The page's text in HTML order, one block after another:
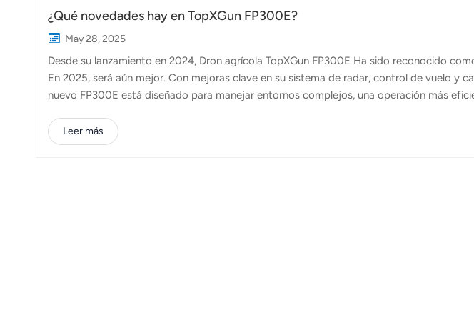
¿Qué novedades hay en TopXGun FP300E?
May 28, 2025
Desde su lanzamiento en 2024, Dron agrícola TopXGun FP300E Ha sido reconocido
En 2025, será aún mejor. Con mejoras clave en su sistema de radar, control de vuelo y
nuevo FP300E está diseñado para manejar entornos complejos, una operación más
ahora incorpora un radar de imágenes 4D avanzado que ofrece una mejor detección de
Puede detectar objetos hasta a 150 metros de distancia. Esto permite vuelos más
Leer más